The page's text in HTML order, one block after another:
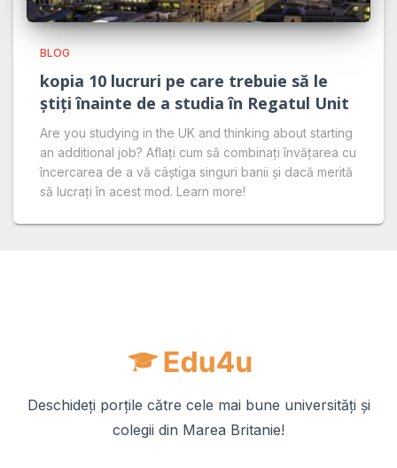
BLOG
kopia 10 lucruri pe care trebuie să le
știți înainte de a studia în Regatul Unit
Are you studying in the UK and thinking about starting
an additional job? Aflați cum să combinați învățarea cu
încercarea de a vă câștiga singuri banii și dacă merită
să lucrați în acest mod. Learn more!
Deschideți porțile către cele mai bune universități și
colegii din Marea Britanie!